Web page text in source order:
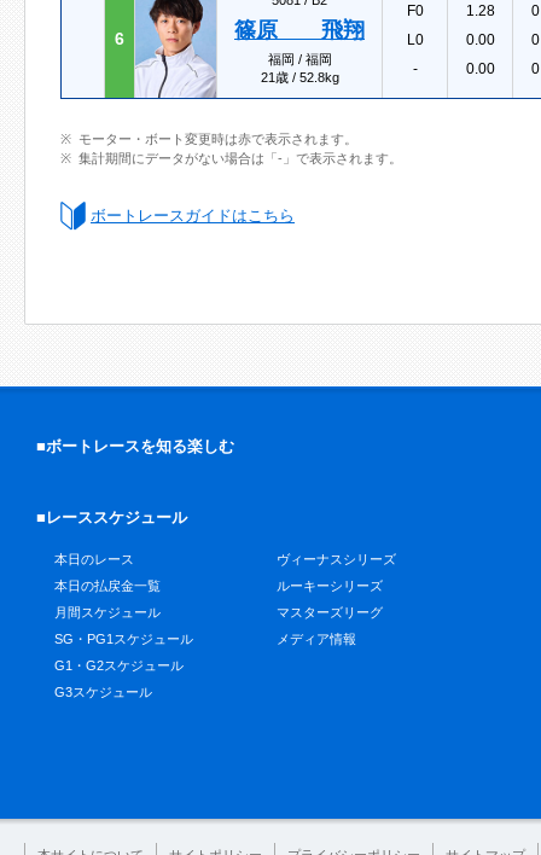
6 篠原 飛翔
福岡 / 福岡
21歳 / 52.8kg
F0
L0
-
1.28
0.00
0.00
モーター・ボート変更時は赤で表示されます。
集計期間にデータがない場合は「-」で表示されます。
ボートレースガイドはこちら
■ボートレースを知る楽しむ
■レーススケジュール
本日のレース
本日の払戻金一覧
月間スケジュール
SG・PG1スケジュール
G1・G2スケジュール
G3スケジュール
ヴィーナスシリーズ
ルーキーシリーズ
マスターズリーグ
メディア情報